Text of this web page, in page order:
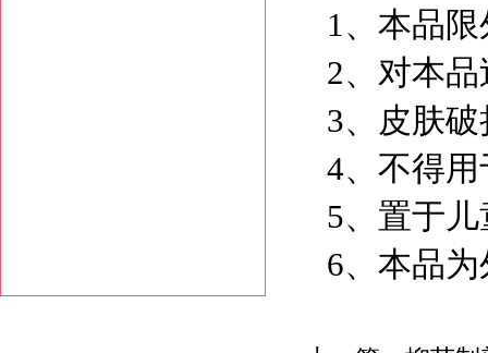
1、本品
2、对本
3、皮肤
4、不得
5、置于
6、本品